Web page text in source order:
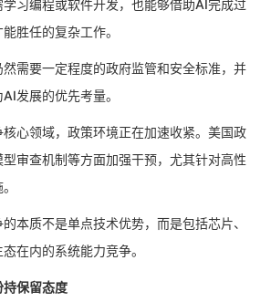
习编程或软件开发，也能够借助AI完成过
胜任的复杂工作。
需要一定程度的政府监管和安全标准，并
发展的优先考量。
心领域，政策环境正在加速收紧。美国政
审查机制等方面加强干预，尤其针对高性
本质不是单点技术优势，而是包括芯片、
在内的系统能力竞争。
保留态度